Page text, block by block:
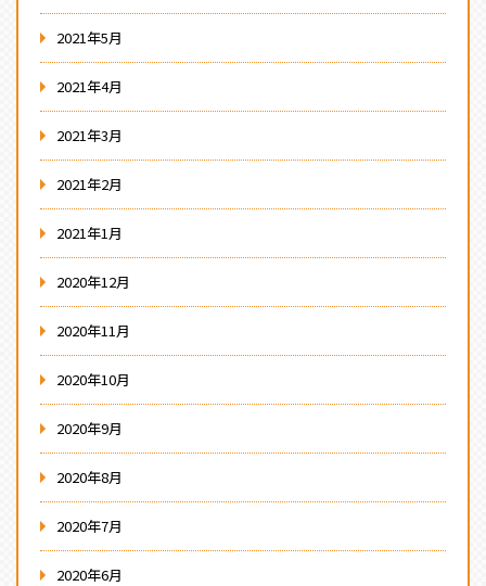
2021年5月
2021年4月
2021年3月
2021年2月
2021年1月
2020年12月
2020年11月
2020年10月
2020年9月
2020年8月
2020年7月
2020年6月